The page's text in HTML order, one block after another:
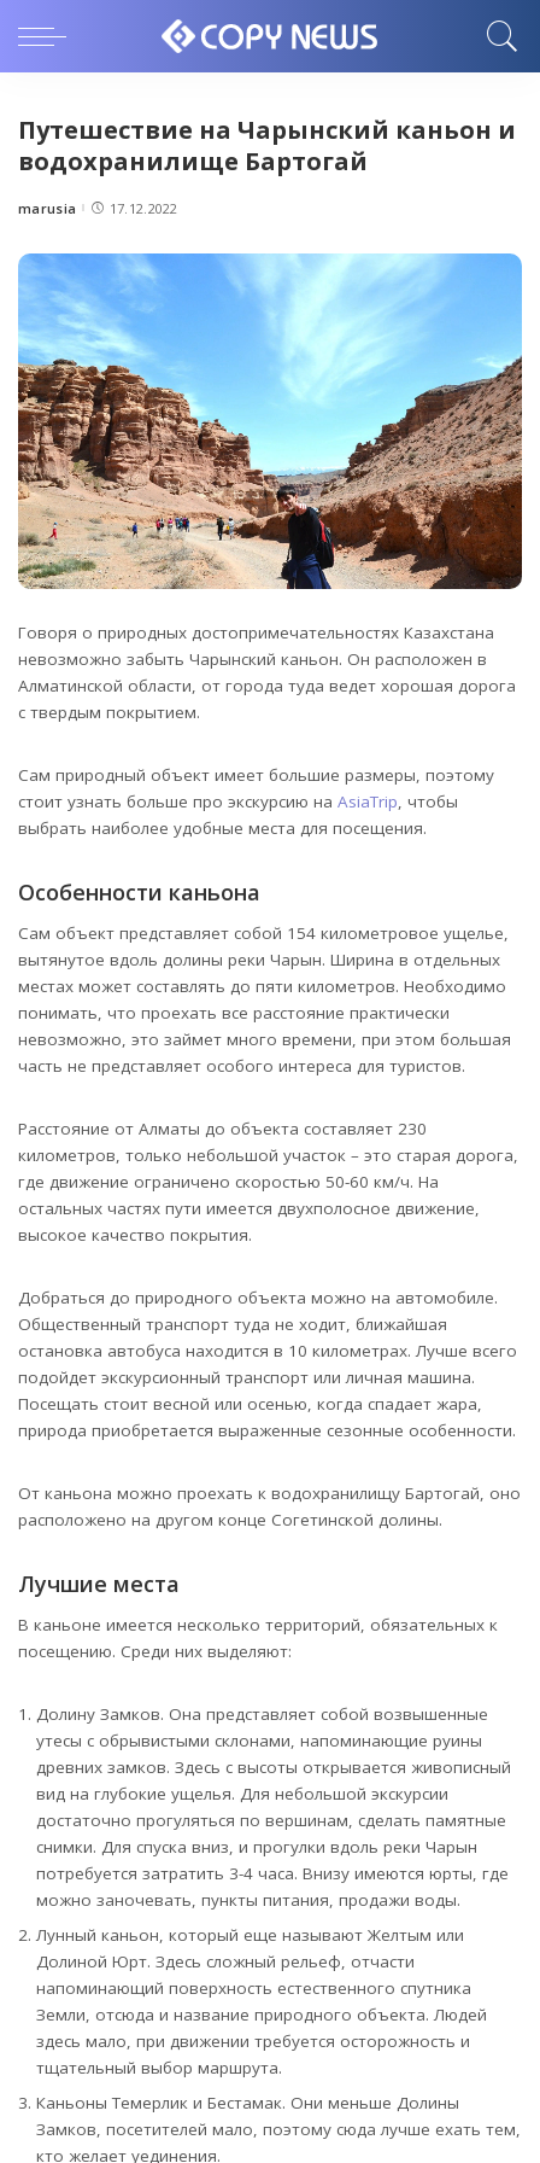
Путешествие на Чарынский каньон и
водохранилище Бартогай
Posted
marusia 17.12.2022
Говоря о природных достопримечательностях Казахстана
невозможно забыть Чарынский каньон. Он расположен в
Алматинской области, от города туда ведет хорошая дорога
с твердым покрытием.
Сам природный объект имеет большие размеры, поэтому
стоит узнать больше про экскурсию на AsiaTrip, чтобы
выбрать наиболее удобные места для посещения.
Особенности каньона
Сам объект представляет собой 154 километровое ущелье,
вытянутое вдоль долины реки Чарын. Ширина в отдельных
местах может составлять до пяти километров. Необходимо
понимать, что проехать все расстояние практически
невозможно, это займет много времени, при этом большая
часть не представляет особого интереса для туристов.
Расстояние от Алматы до объекта составляет 230
километров, только небольшой участок – это старая дорога,
где движение ограничено скоростью 50-60 км/ч. На
остальных частях пути имеется двухполосное движение,
высокое качество покрытия.
Добраться до природного объекта можно на автомобиле.
Общественный транспорт туда не ходит, ближайшая
остановка автобуса находится в 10 километрах. Лучше всего
подойдет экскурсионный транспорт или личная машина.
Посещать стоит весной или осенью, когда спадает жара,
природа приобретается выраженные сезонные особенности.
От каньона можно проехать к водохранилищу Бартогай, оно
расположено на другом конце Согетинской долины.
Лучшие места
В каньоне имеется несколько территорий, обязательных к
посещению. Среди них выделяют:
Долину Замков. Она представляет собой возвышенные
утесы с обрывистыми склонами, напоминающие руины
древних замков. Здесь с высоты открывается живописный
вид на глубокие ущелья. Для небольшой экскурсии
достаточно прогуляться по вершинам, сделать памятные
снимки. Для спуска вниз, и прогулки вдоль реки Чарын
потребуется затратить 3-4 часа. Внизу имеются юрты, где
можно заночевать, пункты питания, продажи воды.
Лунный каньон, который еще называют Желтым или
Долиной Юрт. Здесь сложный рельеф, отчасти
напоминающий поверхность естественного спутника
Земли, отсюда и название природного объекта. Людей
здесь мало, при движении требуется осторожность и
тщательный выбор маршрута.
Каньоны Темерлик и Бестамак. Они меньше Долины
Замков, посетителей мало, поэтому сюда лучше ехать тем,
кто желает уединения.